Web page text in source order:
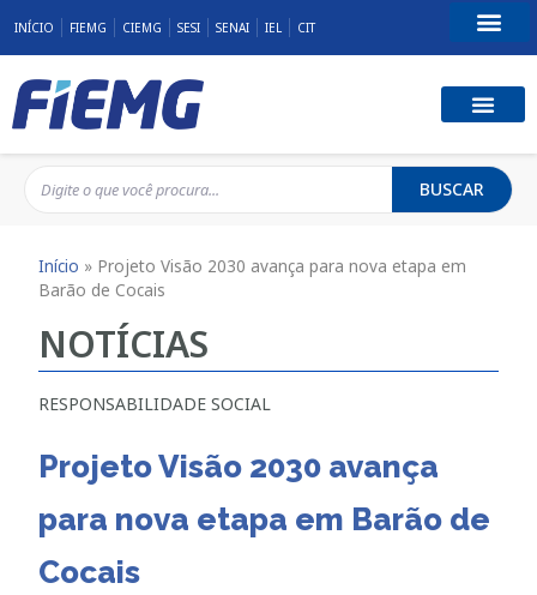
INÍCIO FIEMG CIEMG SESI SENAI IEL CIT
BUSCAR
Início » Projeto Visão 2030 avança para nova etapa em
Barão de Cocais
NOTÍCIAS
RESPONSABILIDADE SOCIAL
Projeto Visão 2030 avança
para nova etapa em Barão de
Cocais